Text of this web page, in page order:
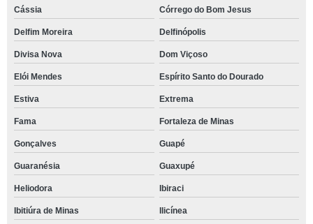
Cássia Córrego do Bom Jesus
Delfim Moreira Delfinópolis
Divisa Nova Dom Viçoso
Elói Mendes Espírito Santo do Dourado
Estiva Extrema
Fama Fortaleza de Minas
Gonçalves Guapé
Guaranésia Guaxupé
Heliodora Ibiraci
Ibitiúra de Minas Ilicínea